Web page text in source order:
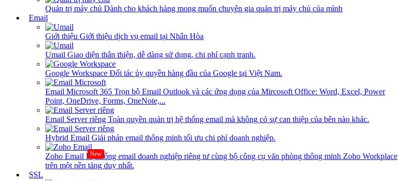
Quản trị máy chủ Dành cho khách hàng mong muốn chuyên gia quản trị máy chủ của mình
Email
Giới thiệu Giới thiệu dịch vụ email tại Nhân Hòa
Umail Giao diện thân thiện, dễ dàng sử dụng, chi phí cạnh tranh.
Google Workspace Đối tác ủy quyền hàng đầu của Google tại Việt Nam.
Email Microsoft 365 Trọn bộ Email Outlook và các ứng dụng của Mircosoft Office: Word, Excel, Power
Point, OneDrive, Forms, OneNote,...
Email Server riêng Toàn quyền quản trị hệ thống email mà không có sự can thiệp của bên nào khác.
Hybrid Email Giải pháp email thông minh tối ưu chi phí doanh nghiệp.
Zoho Email New
Hệ thống email doanh nghiệp riêng tư cùng bộ công cụ văn phòng thông minh Zoho Workplace
trên một nền tảng duy nhất.
SSL